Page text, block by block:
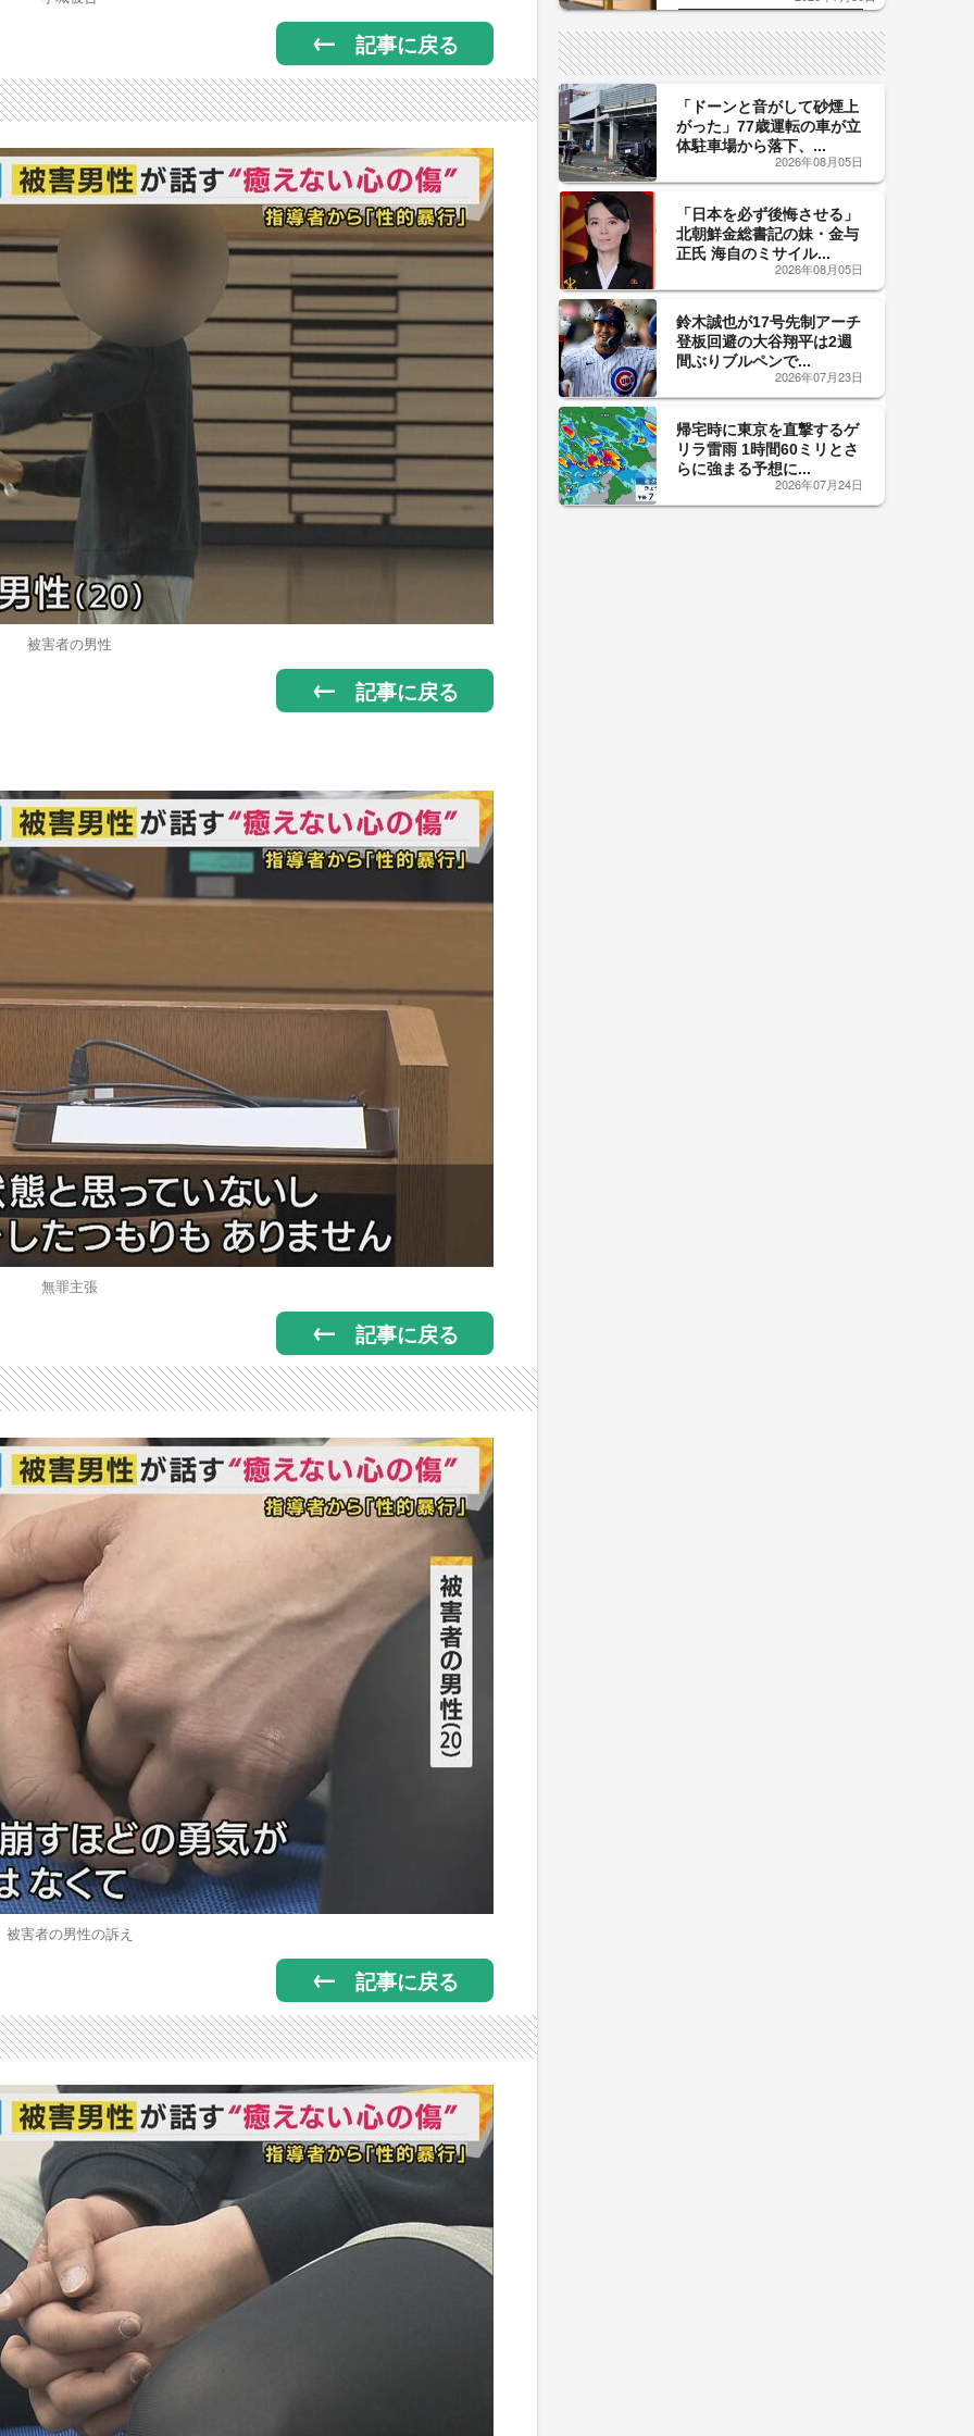
記事に戻る
被害者の男性
記事に戻る
無罪主張
記事に戻る
被害者の男性の訴え
記事に戻る
「ドーンと音がして砂煙上
がった」77歳運転の車が立
体駐車場から落下、...
2026年08月05日
「日本を必ず後悔させる」
北朝鮮金総書記の妹・金与
正氏 海自のミサイル...
2026年08月05日
鈴木誠也が17号先制アーチ
登板回避の大谷翔平は2週
間ぶりブルペンで...
2026年07月23日
帰宅時に東京を直撃するゲ
リラ雷雨 1時間60ミリとさ
らに強まる予想に...
2026年07月24日